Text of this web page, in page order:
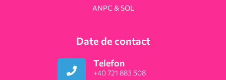
ANPC & SOL
Date de contact
Telefon
+40 721 883 508